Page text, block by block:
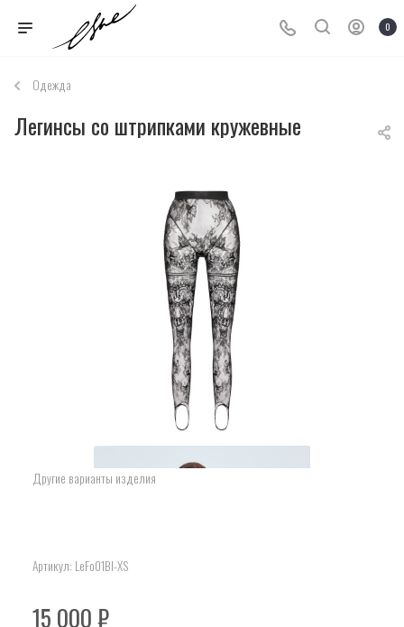
0
Одежда
Легинсы со штрипками кружевные
Другие варианты изделия
Артикул: LeFo01Bl-XS
15 000₽